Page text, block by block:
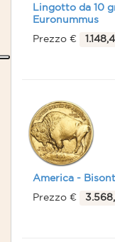
Lingotto da 10
Euronummus
Prezzo €
America -
Prezzo €